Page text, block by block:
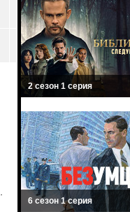
2 сезон 1 серия
6 сезон 1 серия